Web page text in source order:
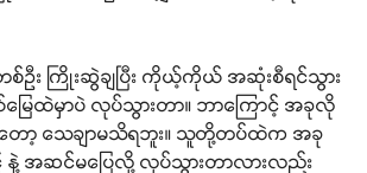
ဦး ကြိုးဆွဲချပြီး ကိုယ့်ကိုယ် အဆုံးစီရင်သွား
ေထဲမှာပဲ လုပ်သွားတာ။ ဘာကြောင့် အခုလို
ော့ သေချာမသိရဘူး။ သူတို့တပ်ထဲက အခု
နဲ့ အဆင်မပြေလို့ လုပ်သွားတာလားလည်း